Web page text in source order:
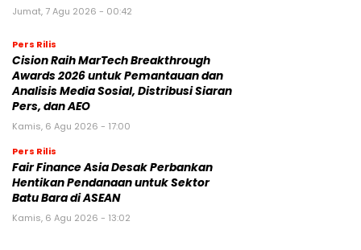
Jumat, 7 Agu 2026 - 00:42
Pers Rilis
Cision Raih MarTech Breakthrough
Awards 2026 untuk Pemantauan dan
Analisis Media Sosial, Distribusi Siaran
Pers, dan AEO
Kamis, 6 Agu 2026 - 17:00
Pers Rilis
Fair Finance Asia Desak Perbankan
Hentikan Pendanaan untuk Sektor
Batu Bara di ASEAN
Kamis, 6 Agu 2026 - 13:02